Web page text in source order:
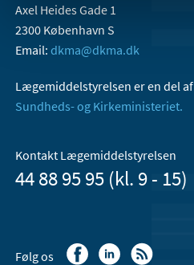
Axel Heides Gade 1
2300 København S
Email: dkma@dkma.dk
Lægemiddelstyrelsen er en del af
Sundheds- og Kirkeministeriet.
Kontakt Lægemiddelstyrelsen
44 88 95 95 (kl. 9 - 15)
Følg os